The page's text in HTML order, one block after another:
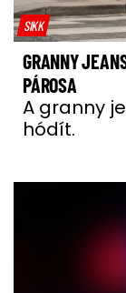
SIKK
GRANNY
PÁROSA
A granny
hódít.